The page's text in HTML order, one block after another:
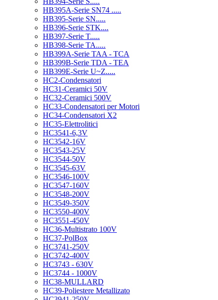
HB395A-Serie SN74 .....
HB395-Serie SN.....
HB396-Serie STK....
HB397-Serie T.....
HB398-Serie TA.....
HB399A-Serie TAA - TCA
HB399B-Serie TDA - TEA
HB399E-Serie U~Z.....
HC2-Condensatori
HC31-Ceramici 50V
HC32-Ceramici 500V
HC33-Condensatori per Motori
HC34-Condensatori X2
HC35-Elettrolitici
HC3541-6,3V
HC3542-16V
HC3543-25V
HC3544-50V
HC3545-63V
HC3546-100V
HC3547-160V
HC3548-200V
HC3549-350V
HC3550-400V
HC3551-450V
HC36-Multistrato 100V
HC37-PolBox
HC3741-250V
HC3742-400V
HC3743 - 630V
HC3744 - 1000V
HC38-MULLARD
HC39-Poliestere Metallizato